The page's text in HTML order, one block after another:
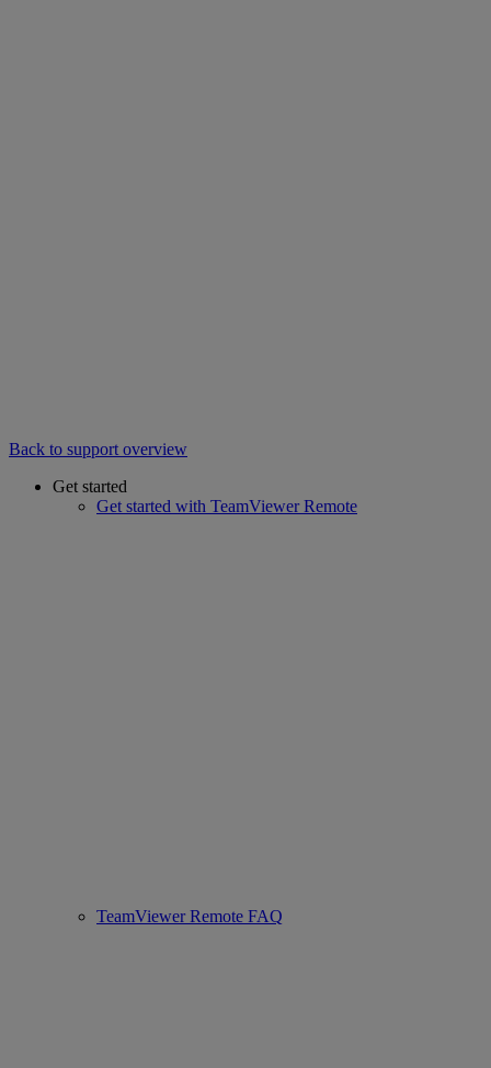
Back to support overview
Get started
Get started with TeamViewer Remote
TeamViewer Remote FAQ